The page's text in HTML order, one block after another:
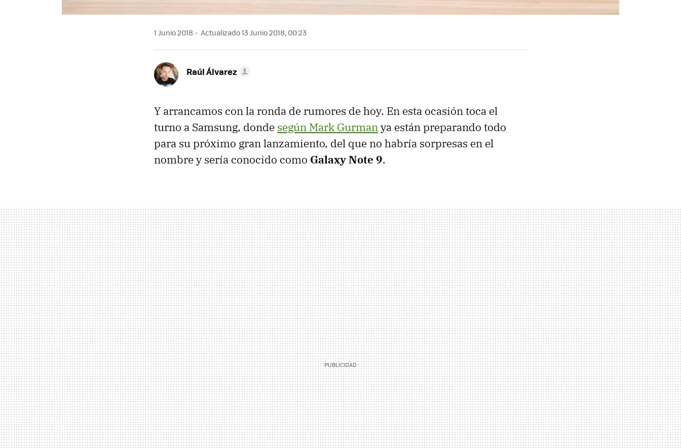
1 Junio 2018 Actualizado 13 Junio 2018, 00:23
Raúl Álvarez
Y arrancamos con la ronda de rumores de hoy. En esta ocasión toca el
turno a Samsung, donde según Mark Gurmanya están preparando todo
para su próximo gran lanzamiento, del que no habría sorpresas en el
nombre y sería conocido como Galaxy Note 9.